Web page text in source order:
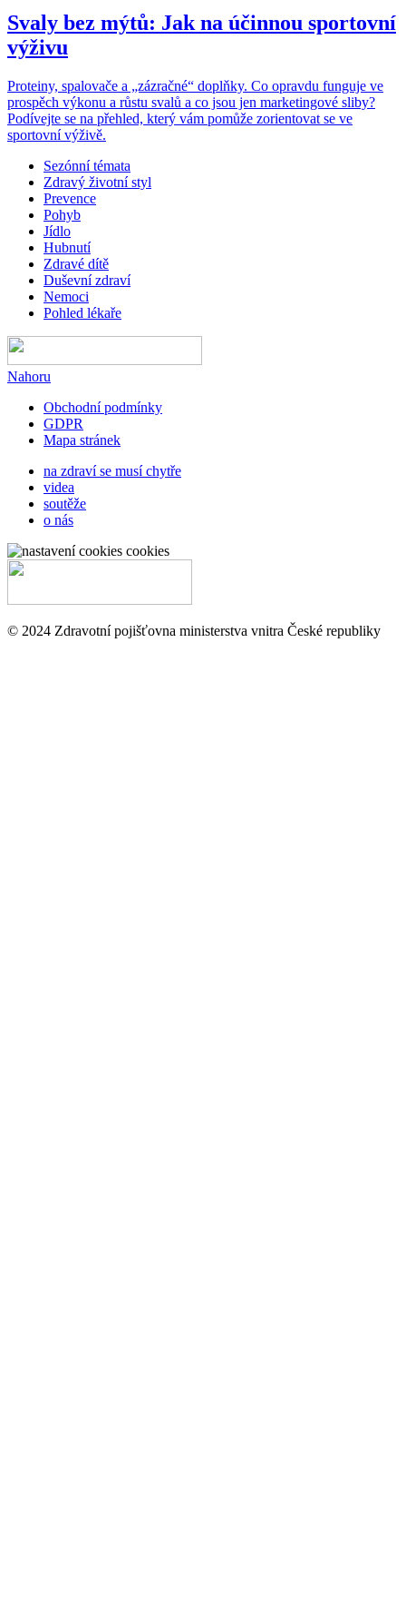
Svaly bez mýtů: Jak na účinnou sportovní
výživu
Proteiny, spalovače a „zázračné“ doplňky. Co opravdu funguje ve
prospěch výkonu a růstu svalů a co jsou jen marketingové sliby?
Podívejte se na přehled, který vám pomůže zorientovat se ve
sportovní výživě.
Sezónní témata
Zdravý životní styl
Prevence
Pohyb
Jídlo
Hubnutí
Zdravé dítě
Duševní zdraví
Nemoci
Pohled lékaře
Nahoru
Obchodní podmínky
GDPR
Mapa stránek
na zdraví se musí chytře
videa
soutěže
o nás
cookies
© 2024 Zdravotní pojišťovna ministerstva vnitra České republiky